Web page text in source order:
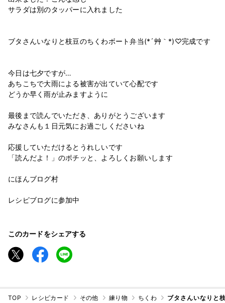
サラダは別のタッパーに入れました
ブタさんいなりと枝豆のちくわボート弁当(*´艸｀*)♡完成です
今日は七夕ですが…
あちこちで大雨による被害が出ていて心配です
どうか早く雨が止みますように
最後まで読んでいただき、ありがとうございます
みなさんも１日元気にお過ごしくださいね
応援していただけるとうれしいです
「読んだよ！」のポチッと、よろしくお願いします
にほんブログ村
レシピブログに参加中
このカードをシェアする
TOP レシピカード その他 練り物 ちくわ ブタさんいなりと